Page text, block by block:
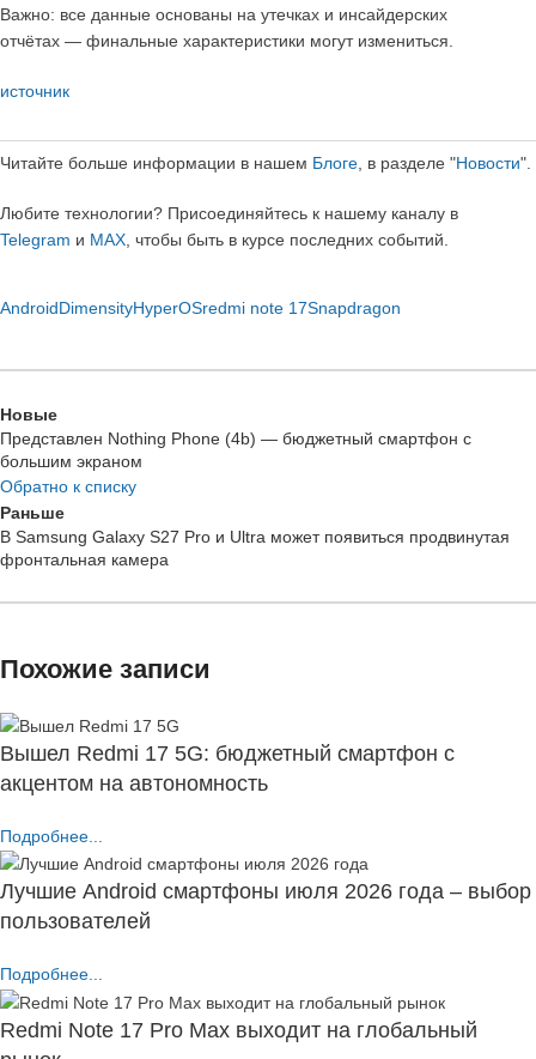
Важно: все данные основаны на утечках и инсайдерских
отчётах — финальные характеристики могут измениться.
источник
Читайте больше информации в нашем Блоге , в разделе "Новости".
Любите технологии? Присоединяйтесь к нашему каналу в
Telegram и MAX , чтобы быть в курсе последних событий.
AndroidDimensityHyperOSredmi note 17Snapdragon
Новые
Представлен Nothing Phone (4b) — бюджетный смартфон с
большим экраном
Обратно к списку
Раньше
В Samsung Galaxy S27 Pro и Ultra может появиться продвинутая
фронтальная камера
Похожие записи
Вышел Redmi 17 5G: бюджетный смартфон с
акцентом на автономность
Подробнее...
Лучшие Android смартфоны июля 2026 года – выбор
пользователей
Подробнее...
Redmi Note 17 Pro Max выходит на глобальный